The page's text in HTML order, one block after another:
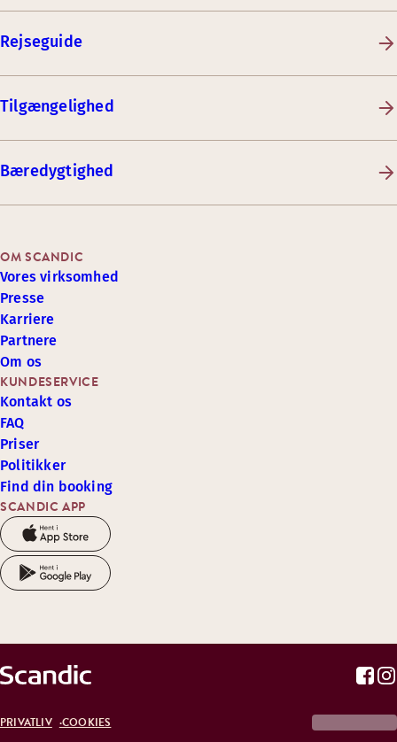
Rejseguide
Tilgængelighed
Bæredygtighed
SCANDIC APP
KUNDESERVICE
Kontakt os
FAQ
Priser
Politikker
Find din booking
OM SCANDIC
Vores virksomhed
Presse
Karriere
Partnere
Om os
PRIVATLIV COOKIES